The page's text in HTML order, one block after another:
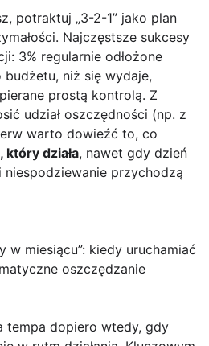
potraktuj „3-2-1” jako plan
Najczęstsze sukcesy
3% regularnie odłożone
budżetu, niż się wydaje,
prostą kontrolą. Z
udział oszczędności (np. z
warto dowieźć to, co
który działa, nawet gdy dzień
niespodziewanie przychodzą
w miesiącu”: kiedy uruchamiać
oszczędzanie
tempa dopiero wtedy, gdy